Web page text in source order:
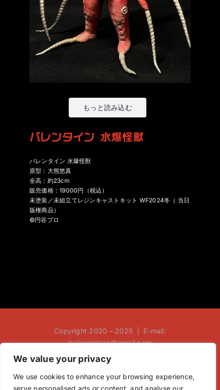
We value your privacy
We use cookies to enhance your browsing experience,
serve personalised ads or content, and analyse our
もっと読み込む
バレンタイン 水爆怪獸
原型：大熊悠真
全高：約23cm
販売価格：19000円（税込）
未塗装／未組立てレジンキャストキット WF2024冬（ 当日
版権商品）
©円谷プロ
Copyright 2020 – 2025 | E-mail:
kaijueigakan@gmail.com